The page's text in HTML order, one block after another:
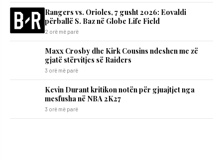
Rangers vs. Orioles, 7 gusht 2026: Eovaldi
përballë S. Baz në Globe Life Field
2 orë më parë
Maxx Crosby dhe Kirk Cousins ndeshen me zë
gjatë stërvitjes së Raiders
3 orë më parë
Kevin Durant kritikon notën për gjuajtjet nga
mesfusha në NBA 2K27
3 orë më parë